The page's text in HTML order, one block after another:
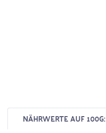
NÄHRWERTE AUF 100G: